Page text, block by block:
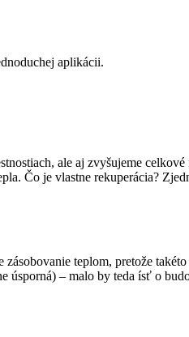
aplikácii.
ale aj zvyšujeme
Čo je vlastne rekuperácia?
teplom, pretože
– malo by teda ísť o